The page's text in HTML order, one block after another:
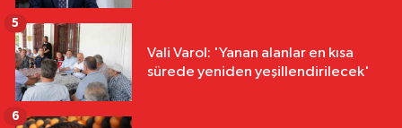
Vali Varol: 'Yanan alanlar en kısa
sürede yeniden yeşillendirilecek'
5
6